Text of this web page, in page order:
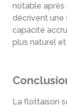
notable après
décrivent une
capacité
plus naturel
La flottaison